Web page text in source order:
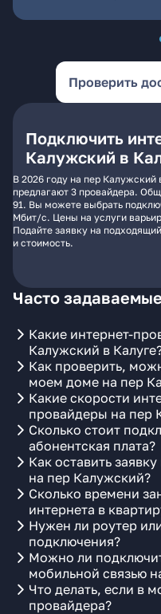
Проверить
Подключить
Калужский в
В 2026 году на пер
предлагают 3 провайдера.
91. Вы можете выбрать
Мбит/с. Цены на услуги
Подайте заявку на
и стоимость.
Часто
Какие интернет-
Калужский в
Как проверить,
моем доме на пер
Какие скорости
провайдеры на пер
Сколько стоит
абонентская плата?
Как оставить
на пер Калужский?
Сколько времени
интернета в
Нужен ли роутер
подключения?
Можно ли
мобильной связью
Что делать, если в
провайдера?